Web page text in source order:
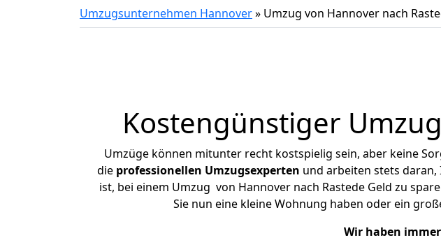
Umzugsunternehmen Hannover» Umzug von Hannover nach
Kostengünstiger
Umzüge können mitunter recht kostspielig sein, aber keine
die professionellen Umzugsexperten und arbeiten stets daran,
ist, bei einem Umzug von Hannover nach Rastede Geld zu
Sie nun eine kleine Wohnung haben oder ein
Wir haben